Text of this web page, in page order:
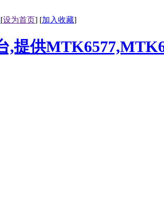
[设为首页] [加入收藏]